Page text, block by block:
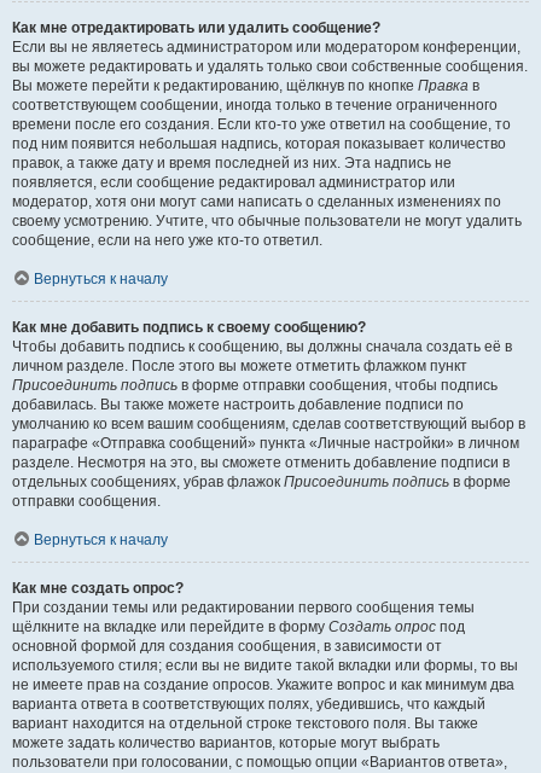
Как мне отредактировать или удалить сообщение?
Если вы не являетесь администратором или модератором конференции,
вы можете редактировать и удалять только свои собственные сообщения.
Вы можете перейти к редактированию, щёлкнув по кнопке Правка в
соответствующем сообщении, иногда только в течение ограниченного
времени после его создания. Если кто-то уже ответил на сообщение, то
под ним появится небольшая надпись, которая показывает количество
правок, а также дату и время последней из них. Эта надпись не
появляется, если сообщение редактировал администратор или
модератор, хотя они могут сами написать о сделанных изменениях по
своему усмотрению. Учтите, что обычные пользователи не могут удалить
сообщение, если на него уже кто-то ответил.
Вернуться к началу
Как мне добавить подпись к своему сообщению?
Чтобы добавить подпись к сообщению, вы должны сначала создать её в
личном разделе. После этого вы можете отметить флажком пункт
Присоединить подпись в форме отправки сообщения, чтобы подпись
добавилась. Вы также можете настроить добавление подписи по
умолчанию ко всем вашим сообщениям, сделав соответствующий выбор в
параграфе «Отправка сообщений» пункта «Личные настройки» в личном
разделе. Несмотря на это, вы сможете отменить добавление подписи в
отдельных сообщениях, убрав флажок Присоединить подпись в форме
отправки сообщения.
Вернуться к началу
Как мне создать опрос?
При создании темы или редактировании первого сообщения темы
щёлкните на вкладке или перейдите в форму Создать опрос под
основной формой для создания сообщения, в зависимости от
используемого стиля; если вы не видите такой вкладки или формы, то вы
не имеете прав на создание опросов. Укажите вопрос и как минимум два
варианта ответа в соответствующих полях, убедившись, что каждый
вариант находится на отдельной строке текстового поля. Вы также
можете задать количество вариантов, которые могут выбрать
пользователи при голосовании, с помощью опции «Вариантов ответа»,